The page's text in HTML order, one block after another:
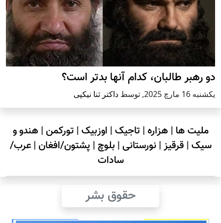
دو رهبر طالبان، کدام آنها بدتر است؟
يكشنبه 16 مارچ 2025 , توسط داکتر ثنا نیکپی
ملیت ها | هزاره| تاجیک| اوزبیک| تورکمن| هندو و
سیک| قرقیز| نورستانی| بلوچ | پشتون/افغان|عرب/
سادات
حقوق بشر